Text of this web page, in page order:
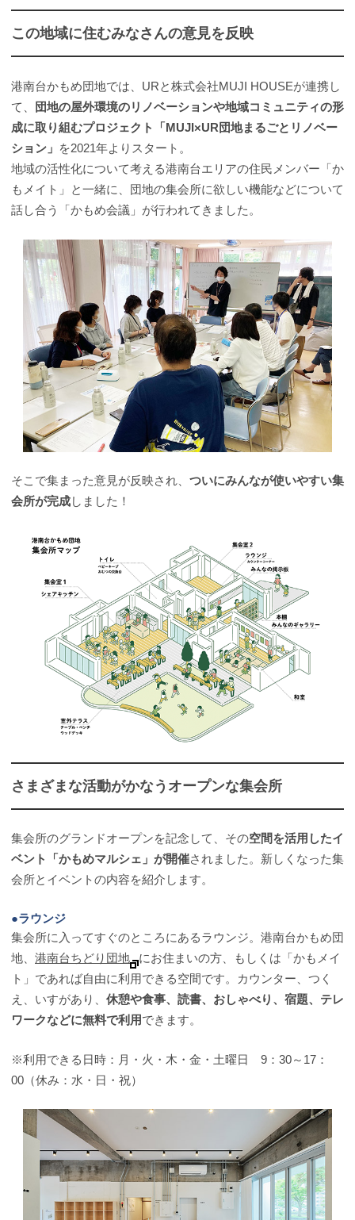
この地域に住むみなさんの意見を反映
港南台かもめ団地では、URと株式会社MUJI HOUSEが連携し
て、
団地の屋外環境のリノベーションや地域コミュニティの形
成に取り組むプロジェクト「MUJI×UR団地まるごとリノベー
ション」 を2021年よりスタート。
地域の活性化について考える港南台エリアの住民メンバー「か
もメイト」と一緒に、団地の集会所に欲しい機能などについて
話し合う「かもめ会議」が行われてきました。
そこで集まった意見が反映され、 ついにみんなが使いやすい集
会所が完成しました！
さまざまな活動がかなうオープンな集会所
集会所のグランドオープンを記念して、その空間を活用したイ
ベント「かもめマルシェ」が開催されました。新しくなった集
会所とイベントの内容を紹介します。
●ラウンジ
集会所に入ってすぐのところにあるラウンジ。港南台かもめ団
地、 港南台ちどり団地
にお住まいの方、もしくは「かもメイ
ト」であれば自由に利用できる空間です。カウンター、つく
え、いすがあり、 休憩や食事、読書、おしゃべり、宿題、テレ
ワークなどに無料で利用できます。
※利用できる日時：月・火・木・金・土曜日 9：30～17：
00（休み：水・日・祝）